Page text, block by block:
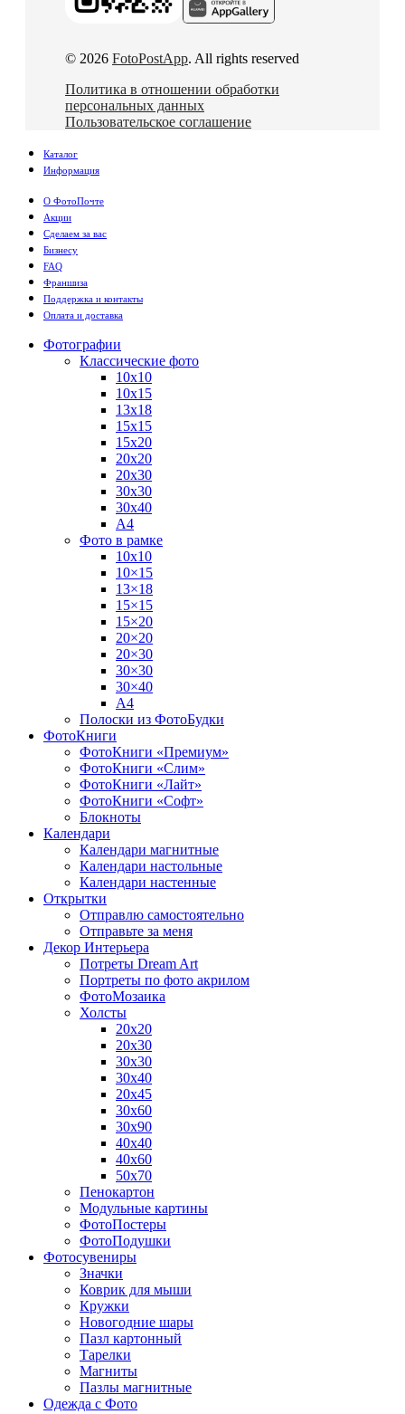
© 2026 FotoPostApp. All rights reserved
Политика в отношении обработки
персональных данных
Пользовательское соглашение
Каталог
Информация
О ФотоПочте
Акции
Сделаем за вас
Бизнесу
FAQ
Франшиза
Поддержка и контакты
Оплата и доставка
Фотографии
Классические фото
10х10
10х15
13х18
15х15
15х20
20х20
20х30
30х30
30х40
А4
Фото в рамке
10х10
10×15
13×18
15×15
15×20
20×20
20×30
30×30
30×40
A4
Полоски из ФотоБудки
ФотоКниги
ФотоКниги «Премиум»
ФотоКниги «Слим»
ФотоКниги «Лайт»
ФотоКниги «Софт»
Блокноты
Календари
Календари магнитные
Календари настольные
Календари настенные
Открытки
Отправлю самостоятельно
Отправьте за меня
Декор Интерьера
Потреты Dream Art
Портреты по фото акрилом
ФотоМозаика
Холсты
20х20
20х30
30х30
30х40
20х45
30х60
30х90
40х40
40х60
50х70
Пенокартон
Модульные картины
ФотоПостеры
ФотоПодушки
Фотоcувениры
Значки
Коврик для мыши
Кружки
Новогодние шары
Пазл картонный
Тарелки
Магниты
Пазлы магнитные
Одежда с Фото